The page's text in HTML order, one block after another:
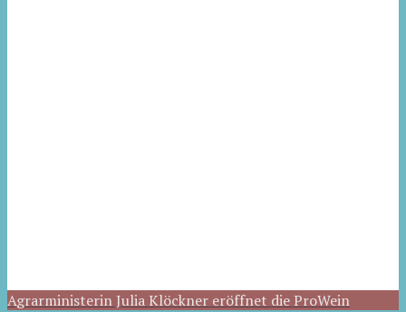
Agrarministerin Julia Klöckner eröffnet die ProWein